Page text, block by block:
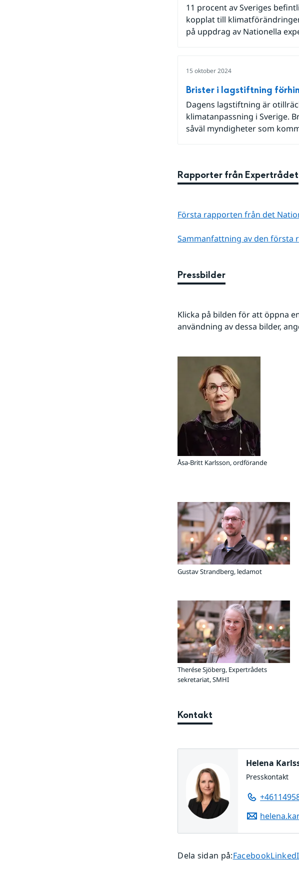
11 procent av Sveriges
kopplat till
på uppdrag av Nationella
15 oktober 2024
Brister i lagstiftning
Dagens lagstiftning är
klimatanpassning i Sverige.
såväl myndigheter som
Rapporter från Expertrådet
Första rapporten från det
Sammanfattning av den första
Pressbilder
Klicka på bilden för att öppna
användning av dessa bilder,
Åsa-Britt Karlsson, ordförande
Gustav Strandberg, ledamot
Therése Sjöberg, Expertrådets
sekretariat, SMHI
Kontakt
Helena
Presskontakt
Dela sidan på:Dela sidan på
FacebookDela